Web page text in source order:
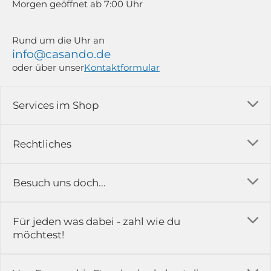
Rechtliches
Impressum
Rückgabe & Reklamation
Services im Shop
Versandkosten
Erfahrungsberichte & Bewertungen
Kontakt
Besuch uns doch...
in der Ausstellung...
Morgen geöffnet ab 7:00 Uhr
Rund um die Uhr an
info@casando.de
oder über unserKontaktformular
Für jeden was dabei - zahl wie du
möchtest!